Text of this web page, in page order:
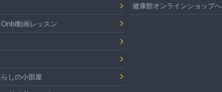
動画レッスン
しの小部屋
健康館オンラインショップへ